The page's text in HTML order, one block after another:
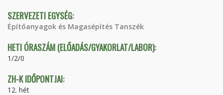
SZERVEZETI EGYSÉG:
Építőanyagok és Magasépítés Tanszék
HETI ÓRASZÁM (ELŐADÁS/GYAKORLAT/LABOR):
1/2/0
ZH-K IDŐPONTJAI:
12. hét